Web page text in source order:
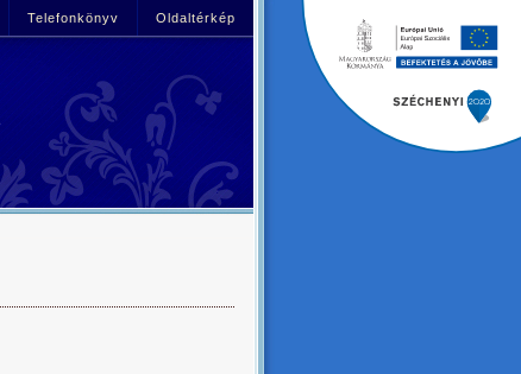
Telefonkönyv Oldaltérkép